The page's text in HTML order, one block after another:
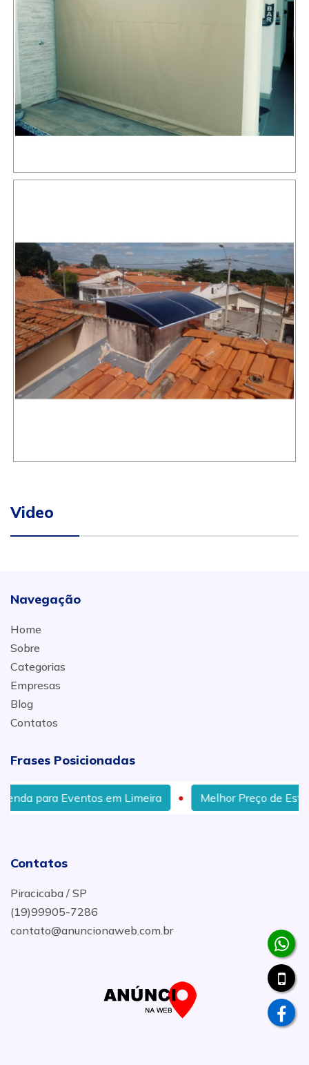
Video
Navegação
Home
Sobre
Categorias
Empresas
Blog
Contatos
Frases Posicionadas
em Limeira Melhor Preço de Estruturas
Contatos
Piracicaba / SP
(19)99905-7286
contato@anuncionaweb.com.br